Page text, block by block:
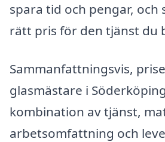
spara tid och pengar, och
rätt pris för den tjänst du
Sammanfattningsvis,
glasmästare i
kombination av tjänst,
arbetsomfattning och